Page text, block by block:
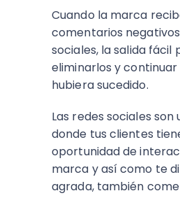
Cuando la marca
comentarios
sociales, la salida fácil
eliminarlos y
hubiera sucedido.
Las redes sociales son
donde tus clientes
oportunidad de
marca y así como te
agrada, también